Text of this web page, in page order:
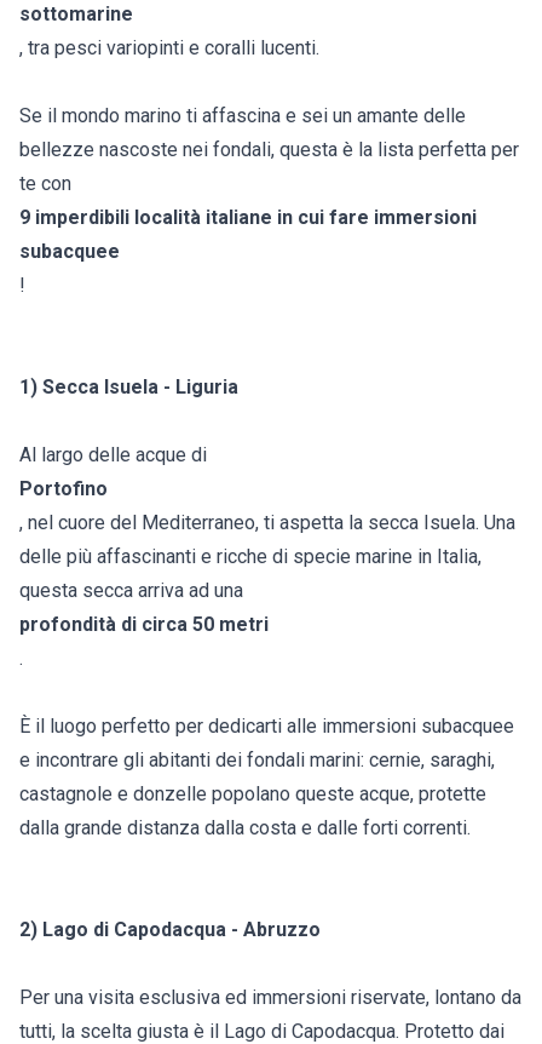
sottomarine
, tra pesci variopinti e coralli lucenti.
Se il mondo marino ti affascina e sei un amante delle
bellezze nascoste nei fondali, questa è la lista perfetta per
te con
9 imperdibili località italiane in cui fare immersioni
subacquee
!
1) Secca Isuela - Liguria
Al largo delle acque di
Portofino
, nel cuore del Mediterraneo, ti aspetta la secca Isuela. Una
delle più affascinanti e ricche di specie marine in Italia,
questa secca arriva ad una
profondità di circa 50 metri
.
È il luogo perfetto per dedicarti alle immersioni subacquee
e incontrare gli abitanti dei fondali marini: cernie, saraghi,
castagnole e donzelle popolano queste acque, protette
dalla grande distanza dalla costa e dalle forti correnti.
2) Lago di Capodacqua - Abruzzo
Per una visita esclusiva ed immersioni riservate, lontano da
tutti, la scelta giusta è il Lago di Capodacqua. Protetto dai